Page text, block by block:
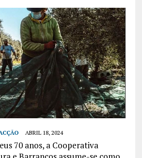
ABRIL 18, 2024
70 anos, a Cooperativa